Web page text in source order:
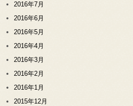
2016年7月
2016年6月
2016年5月
2016年4月
2016年3月
2016年2月
2016年1月
2015年12月